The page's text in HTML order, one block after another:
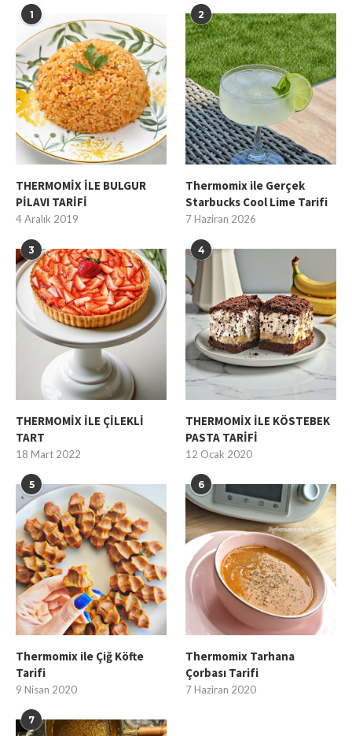
1
THERMOMİX İLE BULGUR
PİLAVI TARİFİ
4 Aralık 2019
2
Thermomix ile Gerçek
Starbucks Cool Lime Tarifi
7 Haziran 2026
3
THERMOMİX İLE ÇİLEKLİ
TART
18 Mart 2022
4
THERMOMİX İLE KÖSTEBEK
PASTA TARİFİ
12 Ocak 2020
5
Thermomix ile Çiğ Köfte
Tarifi
9 Nisan 2020
6
Thermomix Tarhana
Çorbası Tarifi
7 Haziran 2020
7